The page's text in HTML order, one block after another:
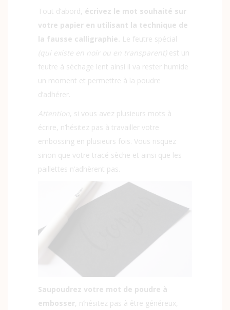
Tout d’abord, écrivez le mot souhaité sur
votre papier en utilisant la technique de
la fausse calligraphie. Le feutre spécial
(qui existe en noir ou en transparent)est un
feutre à séchage lent ainsi il va rester humide
un moment et permettre à la poudre
d’adhérer.
Attention, si vous avez plusieurs mots à
écrire, n’hésitez pas à travailler votre
embossing en plusieurs fois. Vous risquez
sinon que votre tracé sèche et ainsi que les
paillettes n’adhèrent pas.
Saupoudrez votre mot de poudre à
embosser, n’hésitez pas à être généreux,